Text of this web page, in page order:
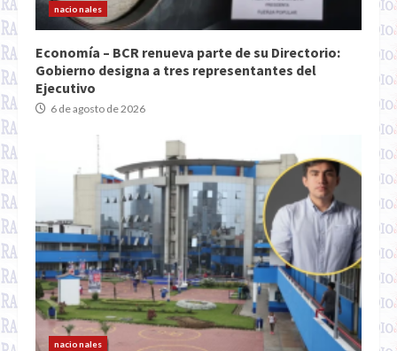
nacionales
Economía – BCR renueva parte de su Directorio:
Gobierno designa a tres representantes del
Ejecutivo
6 de agosto de 2026
nacionales